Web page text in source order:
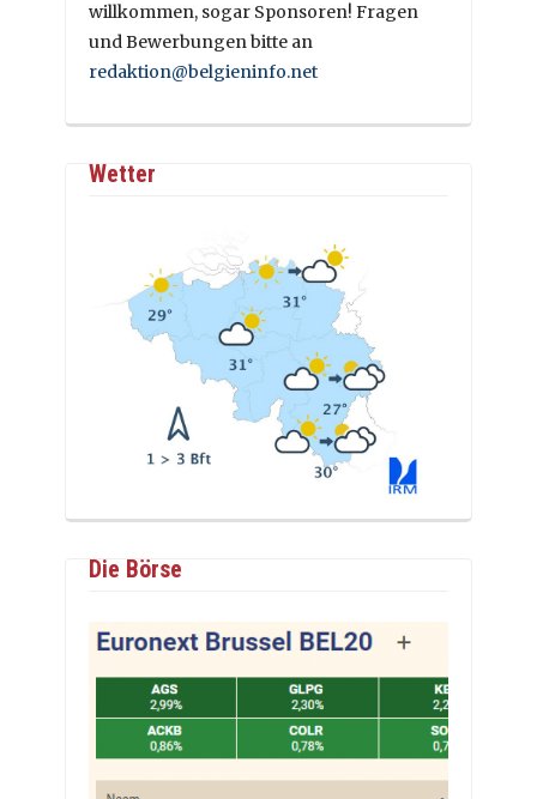
willkommen, sogar Sponsoren! Fragen
und Bewerbungen bitte an
redaktion@belgieninfo.net
Wetter
Die Börse